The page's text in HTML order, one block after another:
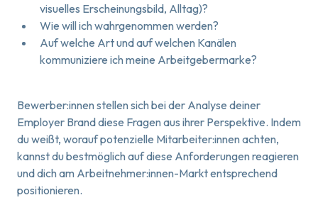
visuelles Erscheinungsbild, Alltag)?
Wie will ich wahrgenommen werden?
Auf welche Art und auf welchen Kanälen
kommuniziere ich meine Arbeitgebermarke?
Bewerber:innen stellen sich bei der Analyse deiner
Employer Brand diese Fragen aus ihrer Perspektive. Indem
du weißt, worauf potenzielle Mitarbeiter:innen achten,
kannst du bestmöglich auf diese Anforderungen reagieren
und dich am Arbeitnehmer:innen-Markt entsprechend
positionieren.